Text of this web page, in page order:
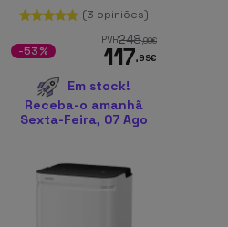
limpeza e secagem
automática,
17000Pa
(3 opiniões)
PVR248,99€
117,99€
-53%
Em stock!
Receba-o amanhã
Sexta-Feira, 07 Ago